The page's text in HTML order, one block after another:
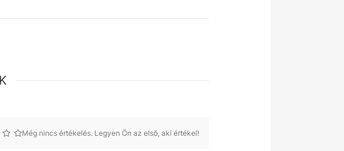
Még nincs értékelés. Legyen Ön az első, aki értékel!